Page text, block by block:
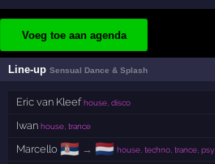
Voeg toe aan agenda
Line-upSensual Dance & Splash
Eric van Kleef house, disco
Iwan house, trance
Marcello 🇷🇸 → 🇳🇱 house, techno, trance, psy